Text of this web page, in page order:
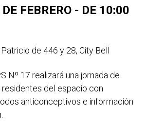
FEBRERO - DE 10:00
de 446 y 28, City Bell
Nº 17 realizará una jornada de
residentes del espacio con
anticonceptivos e información